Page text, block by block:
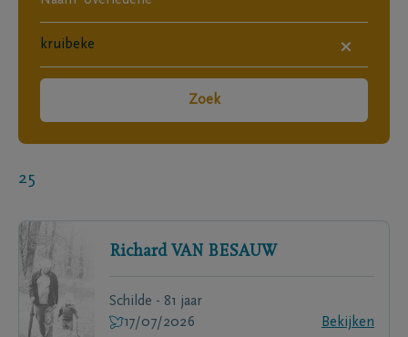
×
Zoek
25
Richard VAN BESAUW
Schilde - 81 jaar
17/07/2026
Bekijken